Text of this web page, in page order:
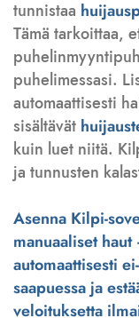
tunnistaa
Tämä tarkoittaa,
puhelimessasi.
automaattisesti
sisältävät
kuin luet niitä.
ja tunnusten
Asenna Kilpi-
manuaaliset
automaattisesti
saapuessa ja
veloituksetta